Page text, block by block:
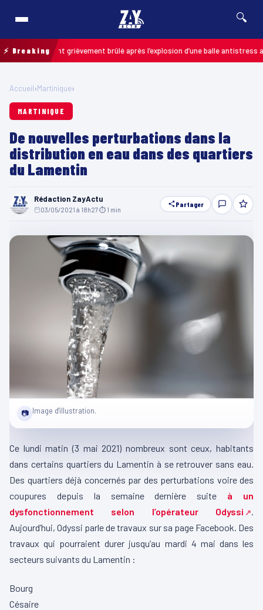
🔍
⚡ Breaking
un enfant grièvement brûlé après l’explosion d’une balle antistress
Accueil›Martinique›
MARTINIQUE
De nouvelles perturbations dans la
distribution en eau dans des quartiers
du Lamentin
Rédaction ZayActu
03/05/2021 à 18h27⏱ 1 min
Partager
📷 Image d'illustration.
Ce lundi matin (3 mai 2021) nombreux sont ceux, habitants
dans certains quartiers du Lamentin à se retrouver sans eau.
Des quartiers déjà concernés par des perturbations voire des
coupures depuis la semaine dernière suite à un
dysfonctionnement selon l’opérateur Odyssi
Aujourd’hui, Odyssi parle de travaux sur sa page Facebook. Des
travaux qui pourraient durer jusqu’au mardi 4 mai dans les
secteurs suivants du Lamentin :
Bourg
Césaire